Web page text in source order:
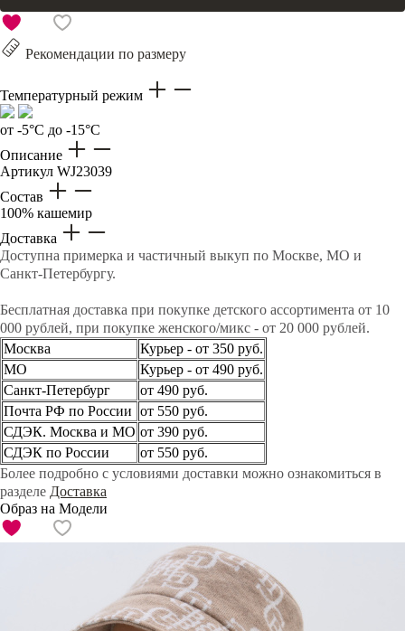
Рекомендации по размеру
Температурный режим
от -5°C до -15°C
Описание
Артикул WJ23039
Состав
100% кашемир
Доставка
Доступна примерка и частичный выкуп по Москве, МО и
Санкт-Петербургу.
Бесплатная доставка при покупке детского ассортимента от 10
000 рублей, при покупке женского/микс - от 20 000 рублей.
Москва
Курьер - от 350 руб.
МО
Курьер - от 490 руб.
Санкт-Петербург
от 490 руб.
Почта РФ по России от 550 руб.
СДЭК. Москва и МО от 390 руб.
СДЭК по России
от 550 руб.
Более подробно с условиями доставки можно ознакомиться в
разделе Доставка
Образ на Модели